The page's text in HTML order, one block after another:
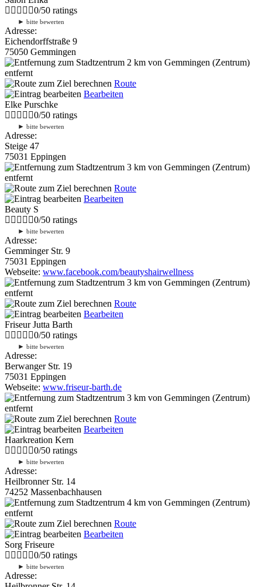
0/50 ratings
► bitte bewerten
Adresse:
Eichendorffstraße 9
75050 Gemmingen
2 km von Gemmingen (Zentrum)
entfernt
Route
Bearbeiten
Elke Purschke
0/50 ratings
► bitte bewerten
Adresse:
Steige 47
75031 Eppingen
3 km von Gemmingen (Zentrum)
entfernt
Route
Bearbeiten
Beauty S
0/50 ratings
► bitte bewerten
Adresse:
Gemminger Str. 9
75031 Eppingen
Webseite: www.facebook.com/beautyshairwellness
3 km von Gemmingen (Zentrum)
entfernt
Route
Bearbeiten
Friseur Jutta Barth
0/50 ratings
► bitte bewerten
Adresse:
Berwanger Str. 19
75031 Eppingen
Webseite: www.friseur-barth.de
3 km von Gemmingen (Zentrum)
entfernt
Route
Bearbeiten
Haarkreation Kern
0/50 ratings
► bitte bewerten
Adresse:
Heilbronner Str. 14
74252 Massenbachhausen
4 km von Gemmingen (Zentrum)
entfernt
Route
Bearbeiten
Sorg Friseure
0/50 ratings
► bitte bewerten
Adresse: